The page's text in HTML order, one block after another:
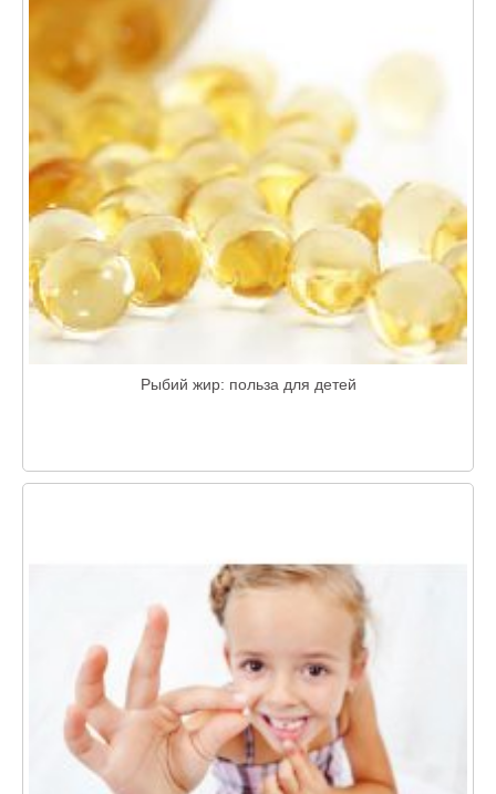
Рыбий жир: польза для детей